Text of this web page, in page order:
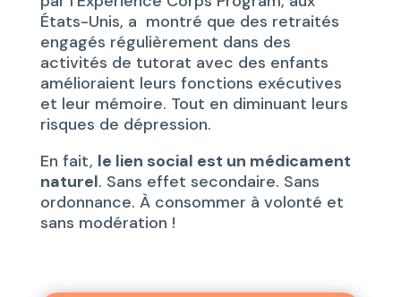
États-Unis, a montré que des retraités
engagés régulièrement dans des
activités de tutorat avec des enfants
amélioraient leurs fonctions exécutives
et leur mémoire. Tout en diminuant leurs
risques de dépression.
En fait, le lien social est un médicament
naturel. Sans effet secondaire. Sans
ordonnance. À consommer à volonté et
sans modération !